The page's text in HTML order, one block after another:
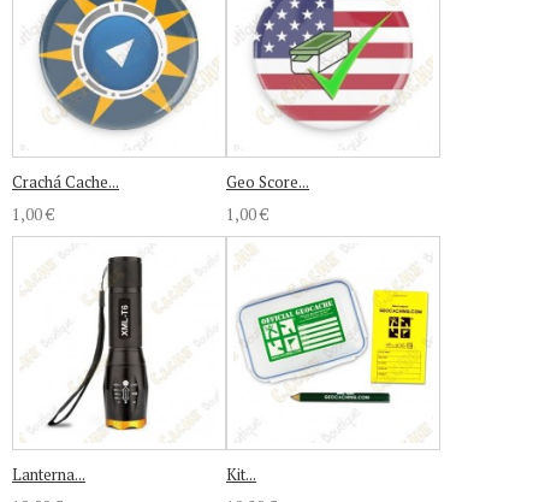
Crachá Cache...
1,00 €
Geo Score...
1,00 €
Lanterna...
Kit...